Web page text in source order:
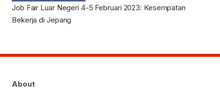
Job Fair Luar Negeri 4-5 Februari 2023: Kesempatan
Bekerja di Jepang
About